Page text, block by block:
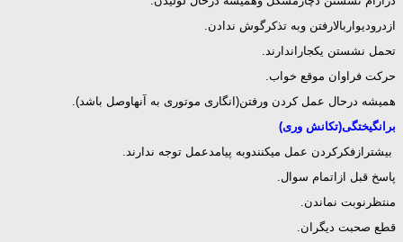
ازدرودیواربالارفتن وبه تذكرگوش ندادن.
تحمل نشستن یكجاراندارند.
حركت فراوان موقع خواب.
همیشه درحال عمل كردن ورفتن(انگاری موتوری به آنهاوصل باشد).
برانگیختگی(تكانش وری)
بیشترازفكركردن عمل میكنندوبه پیامدعمل توجه ندارند.
پاسخ قبل ازاتمام سوال.
منتظرنوبت نماندن.
قطع صحبت دیگران.